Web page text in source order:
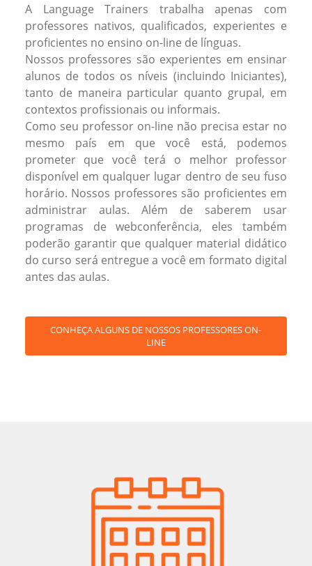
A Language Trainers trabalha apenas com
professores nativos, qualificados, experientes e
proficientes no ensino on-line de línguas.
Nossos professores são experientes em ensinar
alunos de todos os níveis (incluindo Iniciantes),
tanto de maneira particular quanto grupal, em
contextos profissionais ou informais.
Como seu professor on-line não precisa estar no
mesmo país em que você está, podemos
prometer que você terá o melhor professor
disponível em qualquer lugar dentro de seu fuso
horário. Nossos professores são proficientes em
administrar aulas. Além de saberem usar
programas de webconferência, eles também
poderão garantir que qualquer material didático
do curso será entregue a você em formato digital
antes das aulas.
CONHEÇA ALGUNS DE NOSSOS PROFESSORES ON-
LINE